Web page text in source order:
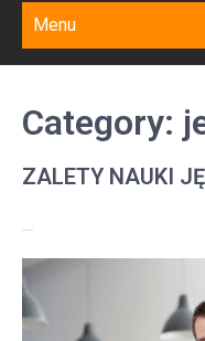
Menu
Category:
ZALETY NAUKI